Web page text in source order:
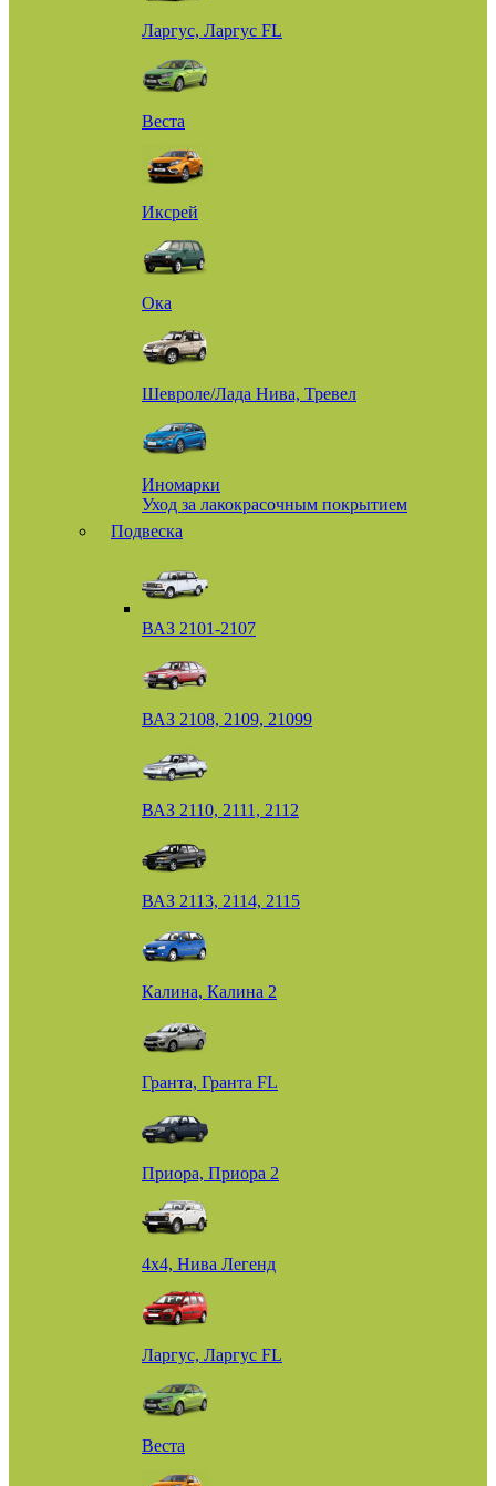
Ларгус, Ларгус FL
Веста
Иксрей
Ока
Шевроле/Лада Нива, Тревел
Иномарки
Уход за лакокрасочным покрытием
Подвеска
ВАЗ 2101-2107
ВАЗ 2108, 2109, 21099
ВАЗ 2110, 2111, 2112
ВАЗ 2113, 2114, 2115
Калина, Калина 2
Гранта, Гранта FL
Приора, Приора 2
4х4, Нива Легенд
Ларгус, Ларгус FL
Веста